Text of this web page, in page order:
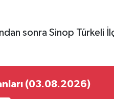
sonra Sinop Türkeli
(03.08.2026)